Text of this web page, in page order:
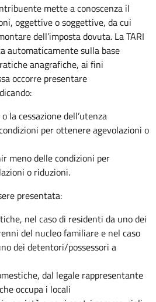
mette a conoscenza il
oggettive o soggettive, da cui
dell’imposta dovuta. La TARI
automaticamente sulla base
anagrafiche, ai fini
occorre presentare
la cessazione dell’utenza
per ottenere agevolazioni o
meno delle condizioni per
o riduzioni.
presentata:
nel caso di residenti da uno dei
del nucleo familiare e nel caso
dei detentori/possessori a
dal legale rappresentante
occupa i locali